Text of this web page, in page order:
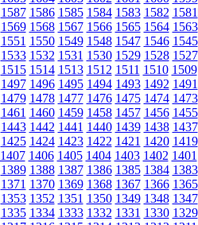
1587 1586 1585 1584 1583 1582 1581
1569 1568 1567 1566 1565 1564 1563
1551 1550 1549 1548 1547 1546 1545
1533 1532 1531 1530 1529 1528 1527
1515 1514 1513 1512 1511 1510 1509
1497 1496 1495 1494 1493 1492 1491
1479 1478 1477 1476 1475 1474 1473
1461 1460 1459 1458 1457 1456 1455
1443 1442 1441 1440 1439 1438 1437
1425 1424 1423 1422 1421 1420 1419
1407 1406 1405 1404 1403 1402 1401
1389 1388 1387 1386 1385 1384 1383
1371 1370 1369 1368 1367 1366 1365
1353 1352 1351 1350 1349 1348 1347
1335 1334 1333 1332 1331 1330 1329